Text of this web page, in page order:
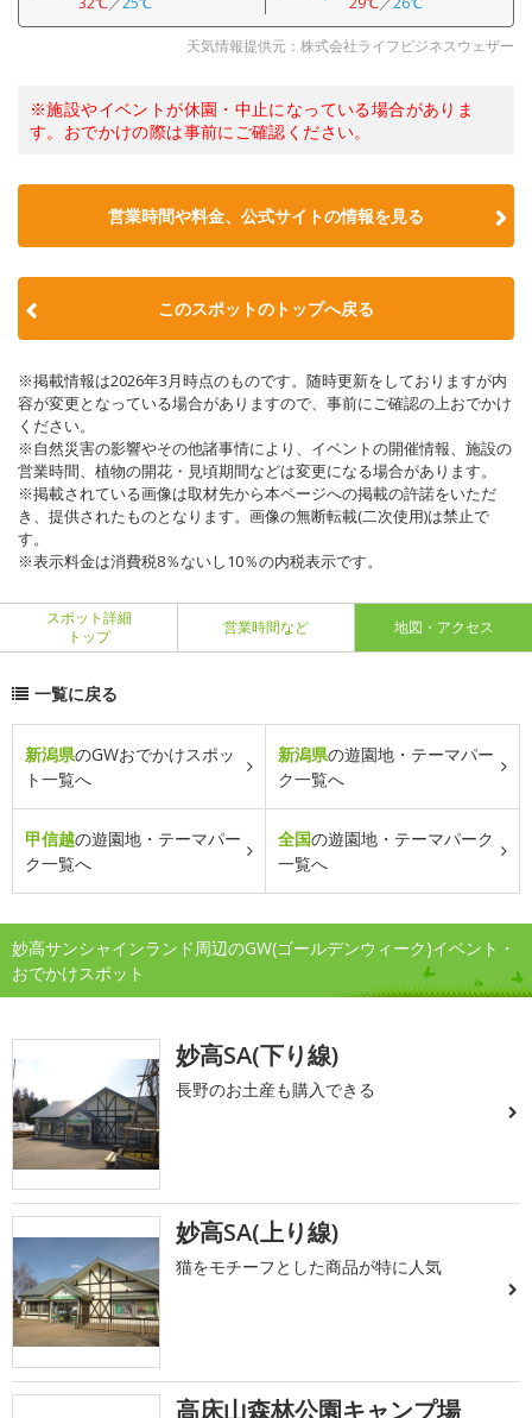
天気情報提供元：株式会社ライフビジネスウェザー
※施設やイベントが休園・中止になっている場合がありま
す。おでかけの際は事前にご確認ください。
営業時間や料金、公式サイトの情報を見る
このスポットのトップへ戻る
※掲載情報は2026年3月時点のものです。随時更新をしておりますが内
容が変更となっている場合がありますので、事前にご確認の上おでかけ
ください。
※自然災害の影響やその他諸事情により、イベントの開催情報、施設の
営業時間、植物の開花・見頃期間などは変更になる場合があります。
※掲載されている画像は取材先から本ページへの掲載の許諾をいただ
き、提供されたものとなります。画像の無断転載(二次使用)は禁止で
す。
※表示料金は消費税8％ないし10％の内税表示です。
スポット詳細
トップ
営業時間など 地図・アクセス
一覧に戻る
新潟県のGWおでかけスポッ
ト一覧へ
新潟県の遊園地・テーマパー
ク一覧へ
甲信越の遊園地・テーマパー
ク一覧へ
全国の遊園地・テーマパーク
一覧へ
妙高サンシャインランド周辺のGW(ゴールデンウィーク)イベント・
おでかけスポット
妙高SA(下り線)
長野のお土産も購入できる
妙高SA(上り線)
猫をモチーフとした商品が特に人気
高床山森林公園キャンプ場